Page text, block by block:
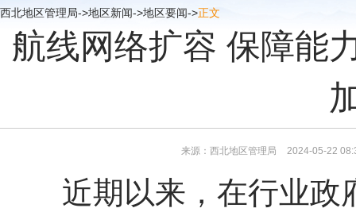
西北地区管理局->地区新闻->地区要闻->正文
航线网络扩容 保障能
来源：西北地区管理局 2024-05-22
近期以来，在行业政
按
Alt